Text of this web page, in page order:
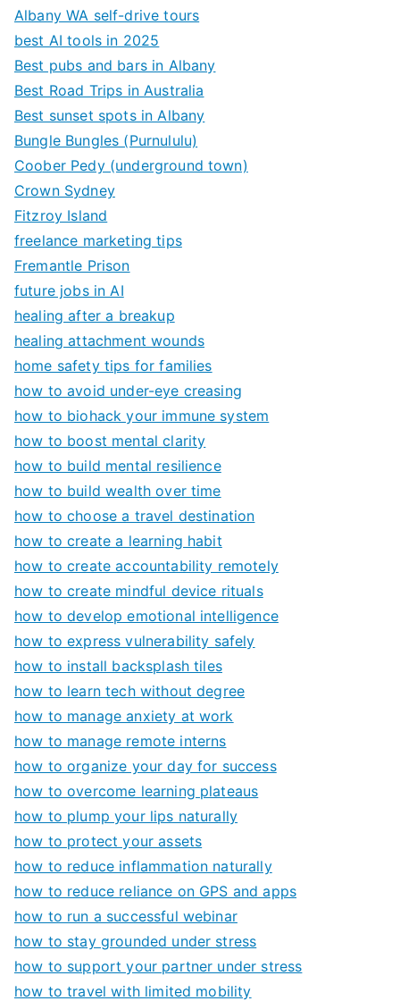
Albany WA self-drive tours
best AI tools in 2025
Best pubs and bars in Albany
Best Road Trips in Australia
Best sunset spots in Albany
Bungle Bungles (Purnululu)
Coober Pedy (underground town)
Crown Sydney
Fitzroy Island
freelance marketing tips
Fremantle Prison
future jobs in AI
healing after a breakup
healing attachment wounds
home safety tips for families
how to avoid under-eye creasing
how to biohack your immune system
how to boost mental clarity
how to build mental resilience
how to build wealth over time
how to choose a travel destination
how to create a learning habit
how to create accountability remotely
how to create mindful device rituals
how to develop emotional intelligence
how to express vulnerability safely
how to install backsplash tiles
how to learn tech without degree
how to manage anxiety at work
how to manage remote interns
how to organize your day for success
how to overcome learning plateaus
how to plump your lips naturally
how to protect your assets
how to reduce inflammation naturally
how to reduce reliance on GPS and apps
how to run a successful webinar
how to stay grounded under stress
how to support your partner under stress
how to travel with limited mobility